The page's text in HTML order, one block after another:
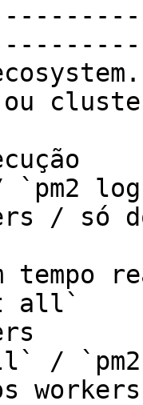
ou
`pm2
/
em
all`
/
os